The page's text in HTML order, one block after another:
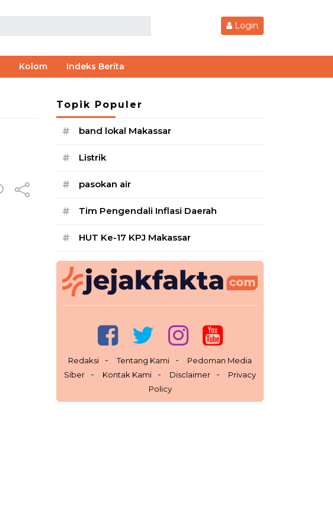
Login
Kolom Indeks Berita
Topik Populer
# band lokal Makassar
# Listrik
# pasokan air
# Tim Pengendali Inflasi Daerah
# HUT Ke-17 KPJ Makassar
Redaksi Tentang Kami
Pedoman Media
Siber
Kontak Kami Disclaimer
Privacy
Policy